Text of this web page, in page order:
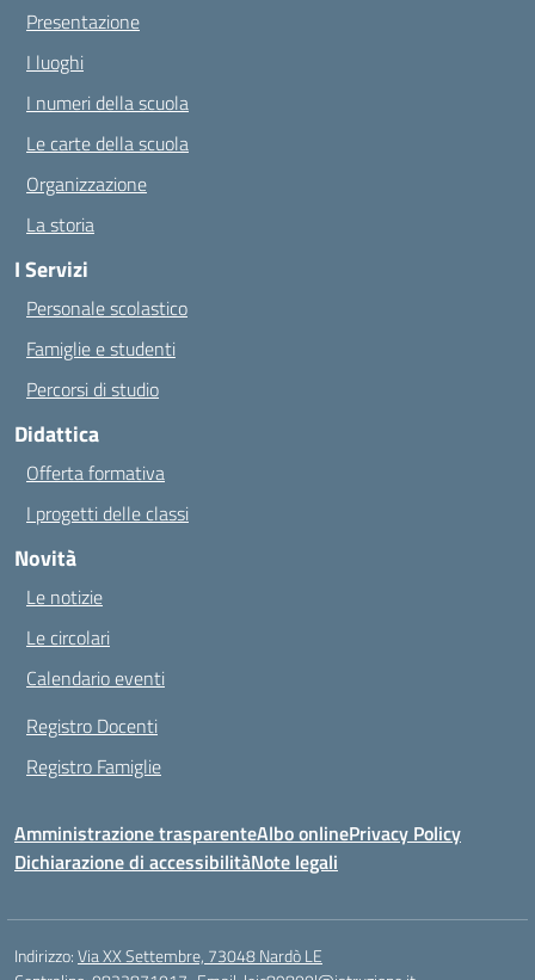
Presentazione
I luoghi
I numeri della scuola
Le carte della scuola
Organizzazione
La storia
I Servizi
Personale scolastico
Famiglie e studenti
Percorsi di studio
Didattica
Offerta formativa
I progetti delle classi
Novità
Le notizie
Le circolari
Calendario eventi
Registro Docenti
Registro Famiglie
Amministrazione trasparenteAlbo onlinePrivacy Policy
Dichiarazione di accessibilitàNote legali
Indirizzo:Via XX Settembre, 73048 Nardò LE